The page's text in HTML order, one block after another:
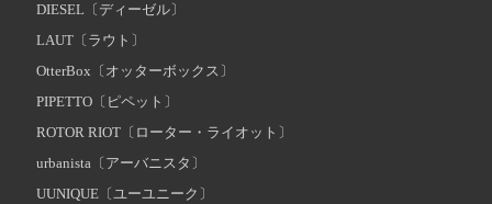
DIESEL〔ディーゼル〕
LAUT〔ラウト〕
OtterBox〔オッターボックス〕
PIPETTO〔ピペット〕
ROTOR RIOT〔ローター・ライオット〕
urbanista〔アーバニスタ〕
UUNIQUE〔ユーユニーク〕